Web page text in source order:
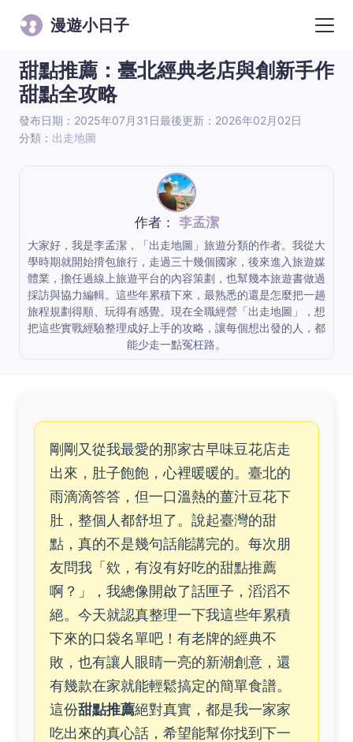
漫遊小日子
甜點推薦：臺北經典老店與創新手作
甜點全攻略
發布日期：2025年07月31日最後更新：2026年02月02日
分類： 出走地圖
作者： 李孟潔
大家好，我是李孟潔，「出走地圖」旅遊分類的作者。我從大
學時期就開始揹包旅行，走過三十幾個國家，後來進入旅遊媒
體業，擔任過線上旅遊平台的內容策劃，也幫幾本旅遊書做過
採訪與協力編輯。這些年累積下來，最熟悉的還是怎麼把一趟
旅程規劃得順、玩得有感覺。現在全職經營「出走地圖」，想
把這些實戰經驗整理成好上手的攻略，讓每個想出發的人，都
能少走一點冤枉路。
剛剛又從我最愛的那家古早味豆花店走
出來，肚子飽飽，心裡暖暖的。臺北的
雨滴滴答答，但一口溫熱的薑汁豆花下
肚，整個人都舒坦了。說起臺灣的甜
點，真的不是幾句話能講完的。每次朋
友問我「欸，有沒有好吃的甜點推薦
啊？」，我總像開啟了話匣子，滔滔不
絕。今天就認真整理一下我這些年累積
下來的口袋名單吧！有老牌的經典不
敗，也有讓人眼睛一亮的新潮創意，還
有幾款在家就能輕鬆搞定的簡單食譜。
這份甜點推薦絕對真實，都是我一家家
吃出來的真心話，希望能幫你找到下一